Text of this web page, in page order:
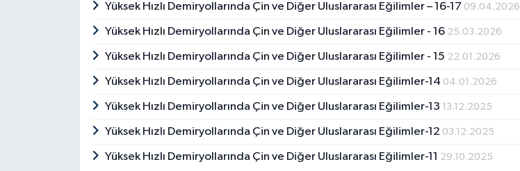
Yüksek Hızlı Demiryollarında Çin ve Diğer Uluslararası Eğilimler – 16-17 09.04.2026
Yüksek Hızlı Demiryollarında Çin ve Diğer Uluslararası Eğilimler - 16 25.03.2026
Yüksek Hızlı Demiryollarında Çin ve Diğer Uluslararası Eğilimler - 15 22.01.2026
Yüksek Hızlı Demiryollarında Çin ve Diğer Uluslararası Eğilimler-14 04.01.2026
Yüksek Hızlı Demiryollarında Çin ve Diğer Uluslararası Eğilimler-13 13.12.2025
Yüksek Hızlı Demiryollarında Çin ve Diğer Uluslararası Eğilimler-12 03.12.2025
Yüksek Hızlı Demiryollarında Çin ve Diğer Uluslararası Eğilimler-11 29.10.2025